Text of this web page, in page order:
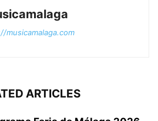
musicamalaga.com
ARTICLES